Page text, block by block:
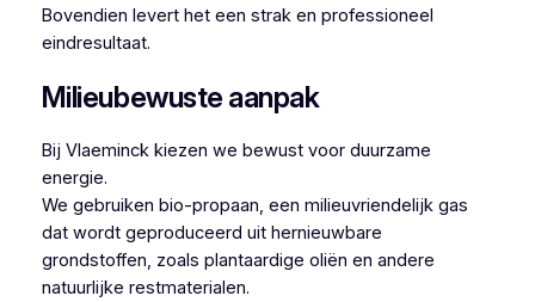
Bovendien levert het een strak en professioneel
eindresultaat.
Milieubewuste aanpak
Bij Vlaeminck kiezen we bewust voor duurzame
energie.
We gebruiken bio-propaan, een milieuvriendelijk gas
dat wordt geproduceerd uit hernieuwbare
grondstoffen, zoals plantaardige oliën en andere
natuurlijke restmaterialen.